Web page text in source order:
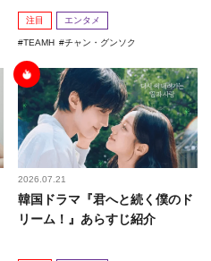
注目 エンタメ
TEAMH チャン・グンソク
2026.07.21
韓国ドラマ『君へと続く僕のド
リーム！』あらすじ紹介